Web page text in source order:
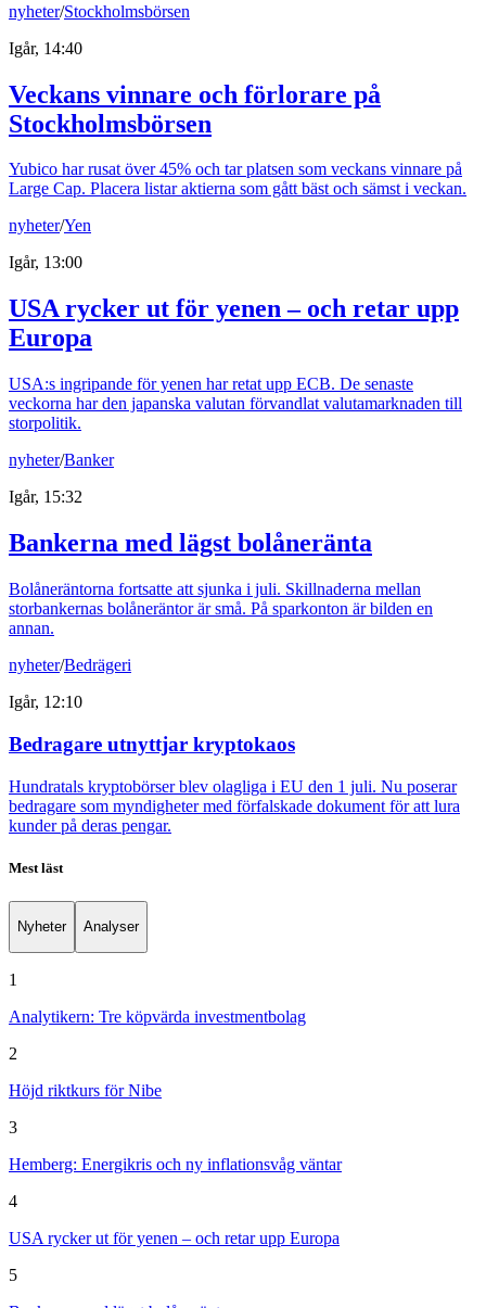
nyheter/Stockholmsbörsen
Igår, 14:40
Veckans vinnare och förlorare på
Stockholmsbörsen
Yubico har rusat över 45% och tar platsen som veckans vinnare på
Large Cap. Placera listar aktierna som gått bäst och sämst i veckan.
nyheter/Yen
Igår, 13:00
USA rycker ut för yenen – och retar upp
Europa
USA:s ingripande för yenen har retat upp ECB. De senaste
veckorna har den japanska valutan förvandlat valutamarknaden till
storpolitik.
nyheter/Banker
Igår, 15:32
Bankerna med lägst bolåneränta
Bolåneräntorna fortsatte att sjunka i juli. Skillnaderna mellan
storbankernas bolåneräntor är små. På sparkonton är bilden en
annan.
nyheter/Bedrägeri
Igår, 12:10
Bedragare utnyttjar kryptokaos
Hundratals kryptobörser blev olagliga i EU den 1 juli. Nu poserar
bedragare som myndigheter med förfalskade dokument för att lura
kunder på deras pengar.
Mest läst
Nyheter Analyser
1
Analytikern: Tre köpvärda investmentbolag
2
Höjd riktkurs för Nibe
3
Hemberg: Energikris och ny inflationsvåg väntar
4
USA rycker ut för yenen – och retar upp Europa
5